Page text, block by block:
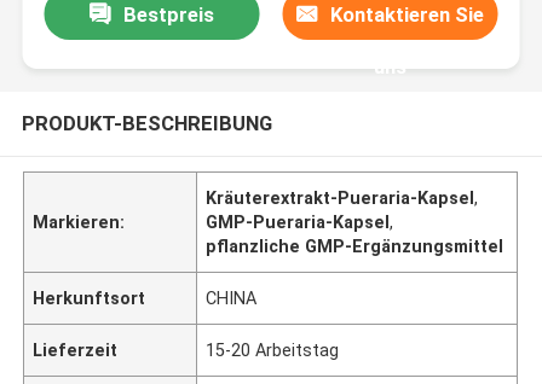
Bestpreis Kontaktieren Sie
uns
PRODUKT-BESCHREIBUNG
Markieren:
Kräuterextrakt-Pueraria-Kapsel,
GMP-Pueraria-Kapsel,
pflanzliche GMP-Ergänzungsmittel
Herkunftsort CHINA
Lieferzeit 15-20 Arbeitstag